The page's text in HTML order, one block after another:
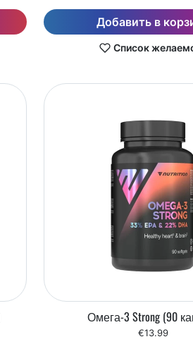
Добавить в
Список
Омега-3 Strong (90
€13.99